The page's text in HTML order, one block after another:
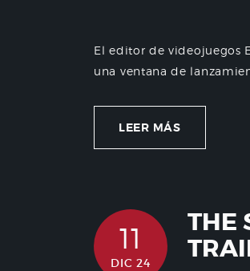
El editor de videojuegos
una ventana de
LEER MÁS
11
DIC 24
THE